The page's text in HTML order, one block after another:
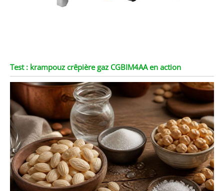
Test : krampouz crêpière gaz CGBIM4AA en action